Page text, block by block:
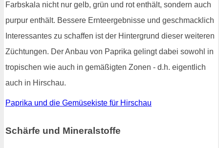
Farbskala nicht nur gelb, grün und rot enthält, sondern auch
purpur enthält. Bessere Ernteergebnisse und geschmacklich
Interessantes zu schaffen ist der Hintergrund dieser weiteren
Züchtungen. Der Anbau von Paprika gelingt dabei sowohl in
tropischen wie auch in gemäßigten Zonen - d.h. eigentlich
auch in Hirschau.
Paprika und die Gemüsekiste für Hirschau
Schärfe und Mineralstoffe